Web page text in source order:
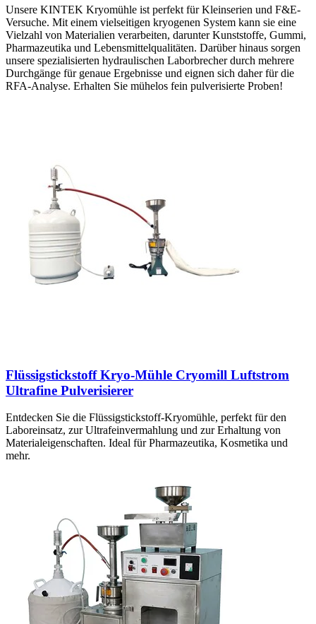
Unsere KINTEK Kryomühle ist perfekt für Kleinserien und F&E-
Versuche. Mit einem vielseitigen kryogenen System kann sie eine
Vielzahl von Materialien verarbeiten, darunter Kunststoffe, Gummi,
Pharmazeutika und Lebensmittelqualitäten. Darüber hinaus sorgen
unsere spezialisierten hydraulischen Laborbrecher durch mehrere
Durchgänge für genaue Ergebnisse und eignen sich daher für die
RFA-Analyse. Erhalten Sie mühelos fein pulverisierte Proben!
Flüssigstickstoff Kryo-Mühle Cryomill Luftstrom
Ultrafine Pulverisierer
Entdecken Sie die Flüssigstickstoff-Kryomühle, perfekt für den
Laboreinsatz, zur Ultrafeinvermahlung und zur Erhaltung von
Materialeigenschaften. Ideal für Pharmazeutika, Kosmetika und
mehr.